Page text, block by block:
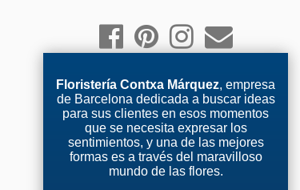
Floristería Contxa Márquez, empresa
de Barcelona dedicada a buscar ideas
para sus clientes en esos momentos
que se necesita expresar los
sentimientos, y una de las mejores
formas es a través del maravilloso
mundo de las flores.